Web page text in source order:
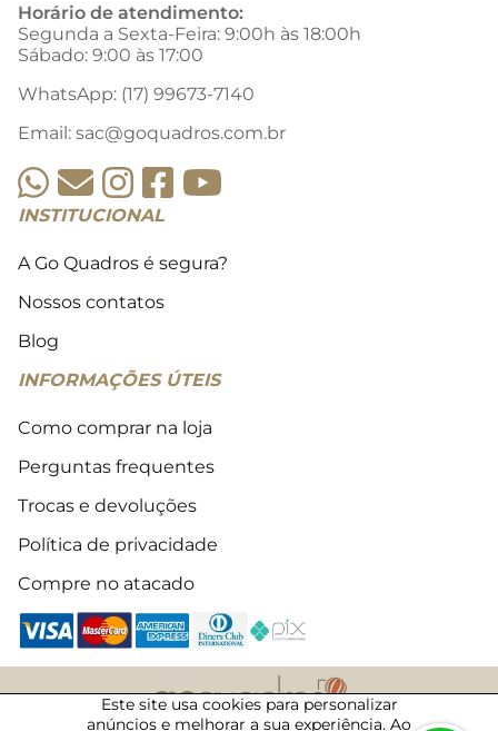
Horário de atendimento:
Segunda a Sexta-Feira: 9:00h às 18:00h
Sábado: 9:00 às 17:00
WhatsApp: (17) 99673-7140
Email: sac@goquadros.com.br
INSTITUCIONAL
A Go Quadros é segura?
Nossos contatos
Blog
INFORMAÇÕES ÚTEIS
Como comprar na loja
Perguntas frequentes
Trocas e devoluções
Política de privacidade
Compre no atacado
Este site usa cookies para personalizar
anúncios e melhorar a sua experiência. Ao